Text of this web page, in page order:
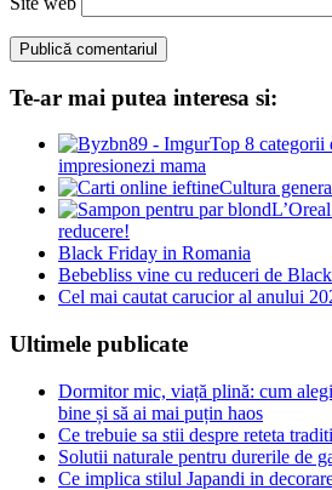
Te-ar mai putea interesa si:
Top 8 categorii
impresionezi mama
Cultura
reducere!
Black Friday in Romania
Bebebliss vine cu reduceri de
Cel mai cautat carucior al anului
Ultimele publicate
Dormitor mic, viață plină: cum
bine și să ai mai puțin haos
Ce trebuie sa stii despre reteta
Solutii naturale pentru durerile de
Ce implica stilul Japandi in